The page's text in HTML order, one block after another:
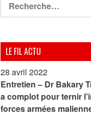
LE FIL ACTU
28 avril 2022
Entretien – Dr Bakary
a complot pour ternir
forces armées